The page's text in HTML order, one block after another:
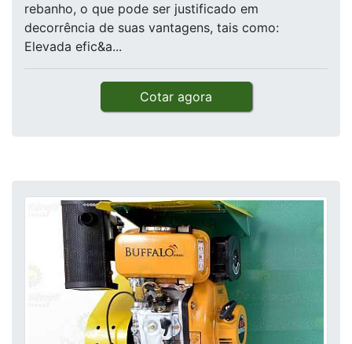
rebanho, o que pode ser justificado em
decorrência de suas vantagens, tais como:
Elevada efic&a...
Cotar agora